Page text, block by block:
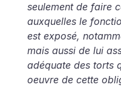
seulement de faire
auxquelles le
est exposé,
mais aussi de lui
adéquate des torts
oeuvre de cette